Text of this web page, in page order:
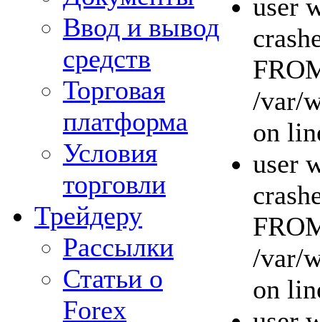
Ввод и вывод
средств
Торговая
платформа
Условия
торговли
Трейдеру
Рассылки
Статьи о
Forex
user
/var/
on
user
/var/
on